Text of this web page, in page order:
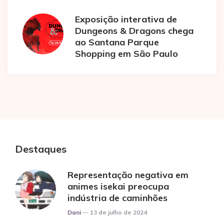
Exposição interativa de
Dungeons & Dragons chega
ao Santana Parque
Shopping em São Paulo
Destaques
Representação negativa em
animes isekai preocupa
indústria de caminhões
Posted
Dani 13 de julho de 2024